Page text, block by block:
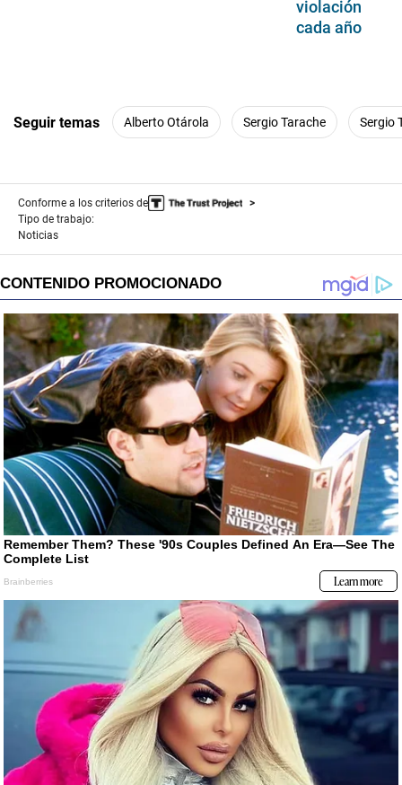
violación
cada año
Seguir temas Alberto Otárola Sergio Tarache Sergio
Conforme a los criterios de
Tipo de trabajo:
Noticias